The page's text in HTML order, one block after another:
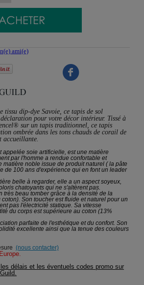
ami(e)
tissu dip-dye Savoie, ce tapis de sol
pour votre décor intérieur. Tissé à
sur un tapis traditionnel, ce tapis
ombrée dans les tons chauds de corail de
accueillante.
appelée soie artificielle, est une matière
par l'homme a rendue confortable et
matière noble issue de produit naturel ( la pâte
de 100 ans d'expérience qui en font un leader
belle à regarder, elle a un aspect soyeux,
chatoyants qui ne s'altèrent pas.
très beau tomber grâce à la densité de la
Son toucher est fluide et naturel pour un
pas l'électricité statique. Sa vitesse
du corps est supérieure au coton (13%
parfaite de l'esthétique et du confort. Son
excellente ainsi que la tenue des couleurs
(nous contacter)
délais et les éventuels codes promo sur